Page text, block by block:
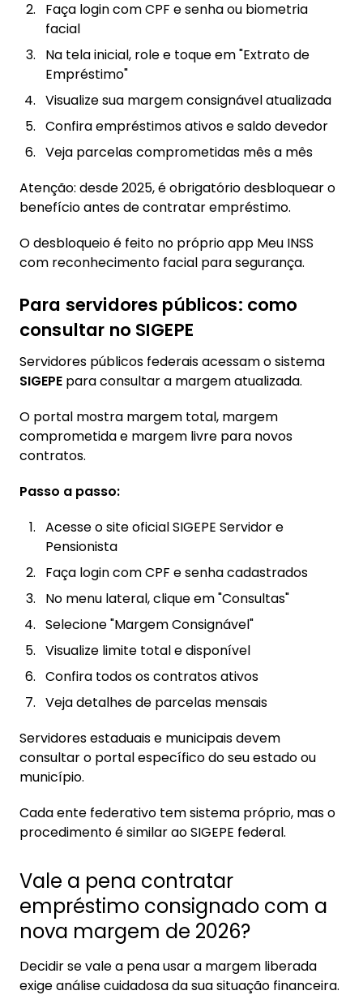
Faça login com CPF e senha ou biometria
facial
Na tela inicial, role e toque em "Extrato de
Empréstimo"
Visualize sua margem consignável atualizada
Confira empréstimos ativos e saldo devedor
Veja parcelas comprometidas mês a mês
Atenção: desde 2025, é obrigatório desbloquear o
benefício antes de contratar empréstimo.
O desbloqueio é feito no próprio app Meu INSS
com reconhecimento facial para segurança.
Para servidores públicos: como
consultar no SIGEPE
Servidores públicos federais acessam o sistema
SIGEPE para consultar a margem atualizada.
O portal mostra margem total, margem
comprometida e margem livre para novos
contratos.
Passo a passo:
Acesse o site oficial SIGEPE Servidor e
Pensionista
Faça login com CPF e senha cadastrados
No menu lateral, clique em "Consultas"
Selecione "Margem Consignável"
Visualize limite total e disponível
Confira todos os contratos ativos
Veja detalhes de parcelas mensais
Servidores estaduais e municipais devem
consultar o portal específico do seu estado ou
município.
Cada ente federativo tem sistema próprio, mas o
procedimento é similar ao SIGEPE federal.
Vale a pena contratar
empréstimo consignado com a
nova margem de 2026?
Decidir se vale a pena usar a margem liberada
exige análise cuidadosa da sua situação financeira.